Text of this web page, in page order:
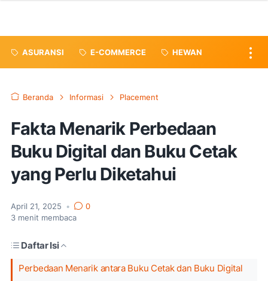
ASURANSI E-COMMERCE HEWAN
Beranda Informasi Placement
Fakta Menarik Perbedaan
Buku Digital dan Buku Cetak
yang Perlu Diketahui
April 21, 2025 •
0
3 menit membaca
Daftar Isi
Perbedaan Menarik antara Buku Cetak dan Buku Digital